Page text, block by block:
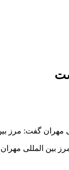
گفت: مرز
بین المللی